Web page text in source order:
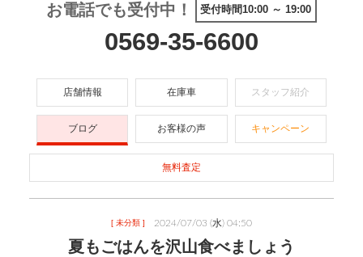
お電話でも受付中！ 受付時間10:00 ～ 19:00
0569-35-6600
店舗情報 在庫車 スタッフ紹介
ブログ お客様の声 キャンペーン
無料査定
[ 未分類 ] 2024/07/03 (水) 04:50
夏もごはんを沢山食べましょう